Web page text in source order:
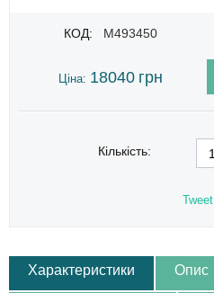
КОД: M493450
Ціна: 18040 грн
Кількість:
Tweet
Характеристики Опис